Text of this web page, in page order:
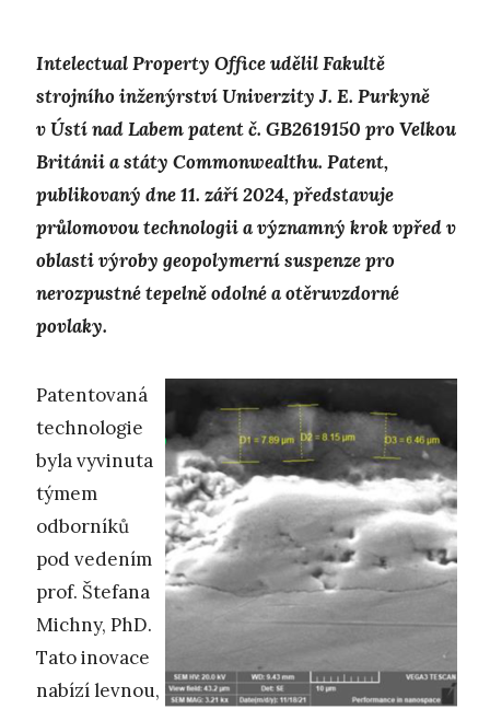
Intelectual Property Office udělil Fakultě
strojního inženýrství Univerzity J. E. Purkyně
v Ústí nad Labem patent č. GB2619150 pro Velkou
Británii a státy Commonwealthu. Patent,
publikovaný dne 11. září 2024, představuje
průlomovou technologii a významný krok vpřed v
oblasti výroby geopolymerní suspenze pro
nerozpustné tepelně odolné a otěruvzdorné
povlaky.
Patentovaná
technologie
byla vyvinuta
týmem
odborníků
pod vedením
prof. Štefana
Michny, PhD.
Tato inovace
nabízí levnou,